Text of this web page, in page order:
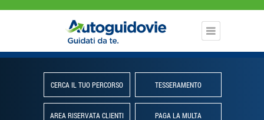
CERCA IL TUO PERCORSO TESSERAMENTO
AREA RISERVATA CLIENTI PAGA LA MULTA